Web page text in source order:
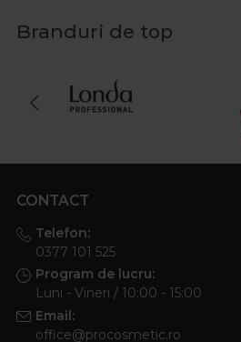
Branduri de top
CONTACT
Telefon:
0377 101 525
Program de lucru:
Luni - Vineri / 10:00 - 15:00
Email:
office@procosmetic.ro